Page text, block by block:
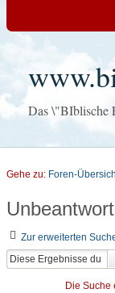
Das \"BIblische
Gehe zu: Foren-
Zur erweiterten
Die Suche